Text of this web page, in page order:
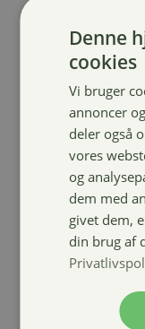
Denne
cookies
Vi bruger
annoncer
deler også
vores
og
dem med
givet dem,
din brug af